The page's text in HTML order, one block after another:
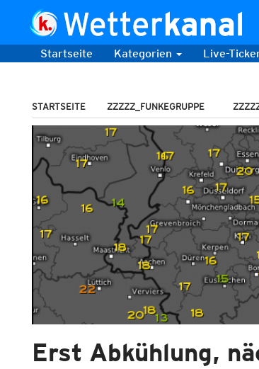
Startseite Kategorien Live-
STARTSEITE ZZZZZ_FUNKEGRUPPE
Erst Abkühlung,